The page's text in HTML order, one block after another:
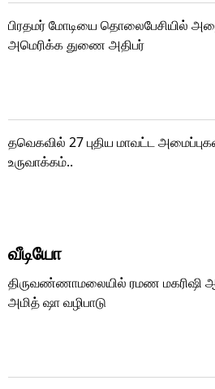
பிரதமர் மோடியை தொலைபேசியில்
அமெரிக்க துணை அதிபர்
தவெகவில் 27 புதிய மாவட்ட
உருவாக்கம்..
வீடியோ
திருவண்ணாமலையில் ரமண மகரிஷி
அமித் ஷா வழிபாடு